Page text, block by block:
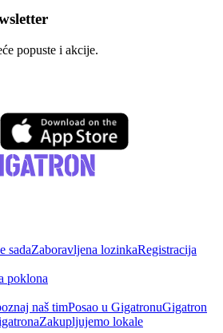
popuste i akcije.
sadaZaboravljena lozinkaRegistracija
poklona
naš timPosao u GigatronuGigatron
Zakupljujemo lokale